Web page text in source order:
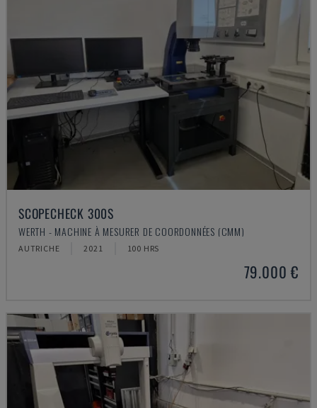
SCOPECHECK 300S
WERTH - MACHINE À MESURER DE COORDONNÉES (CMM)
AUTRICHE 2021 100 HRS
79.000 €